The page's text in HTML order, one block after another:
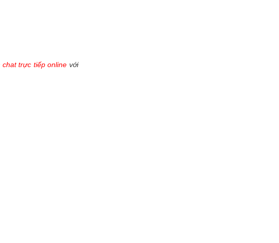
chat trực tiếp online với